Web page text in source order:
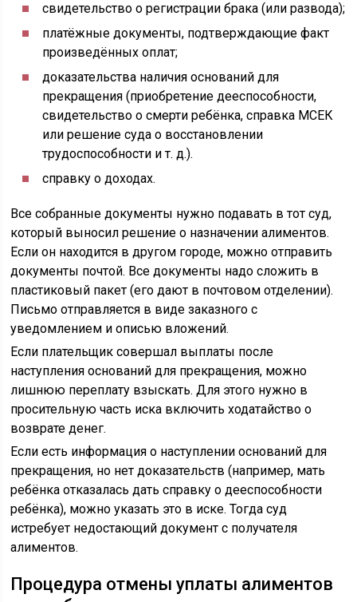
свидетельство о регистрации брака (или развода);
платёжные документы, подтверждающие факт
произведённых оплат;
доказательства наличия оснований для
прекращения (приобретение дееспособности,
свидетельство о смерти ребёнка, справка МСЕК
или решение суда о восстановлении
трудоспособности и т. д.).
справку о доходах.
Все собранные документы нужно подавать в тот суд,
который выносил решение о назначении алиментов.
Если он находится в другом городе, можно отправить
документы почтой. Все документы надо сложить в
пластиковый пакет (его дают в почтовом отделении).
Письмо отправляется в виде заказного с
уведомлением и описью вложений.
Если плательщик совершал выплаты после
наступления оснований для прекращения, можно
лишнюю переплату взыскать. Для этого нужно в
просительную часть иска включить ходатайство о
возврате денег.
Если есть информация о наступлении оснований для
прекращения, но нет доказательств (например, мать
ребёнка отказалась дать справку о дееспособности
ребёнка), можно указать это в иске. Тогда суд
истребует недостающий документ с получателя
алиментов.
Процедура отмены уплаты алиментов